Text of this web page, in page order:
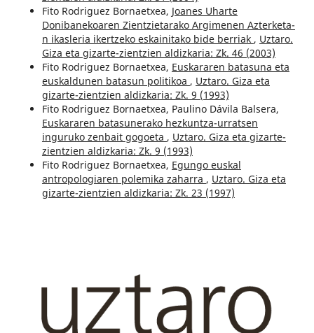
Fito Rodriguez Bornaetxea, Joanes Uharte
Donibanekoaren Zientzietarako Argimenen Azterketa-
n ikasleria ikertzeko eskainitako bide berriak , Uztaro.
Giza eta gizarte-zientzien aldizkaria: Zk. 46 (2003)
Fito Rodriguez Bornaetxea, Euskararen batasuna eta
euskaldunen batasun politikoa , Uztaro. Giza eta
gizarte-zientzien aldizkaria: Zk. 9 (1993)
Fito Rodriguez Bornaetxea, Paulino Dávila Balsera,
Euskararen batasunerako hezkuntza-urratsen
inguruko zenbait gogoeta , Uztaro. Giza eta gizarte-
zientzien aldizkaria: Zk. 9 (1993)
Fito Rodriguez Bornaetxea, Egungo euskal
antropologiaren polemika zaharra , Uztaro. Giza eta
gizarte-zientzien aldizkaria: Zk. 23 (1997)